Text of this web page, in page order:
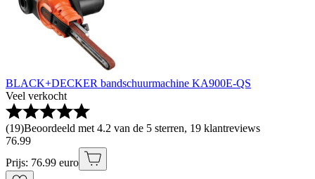
BLACK+DECKER bandschuurmachine KA900E-QS
Veel verkocht
(19)Beoordeeld met 4.2 van de 5 sterren, 19 klantreviews
76.99
Prijs: 76.99 euro